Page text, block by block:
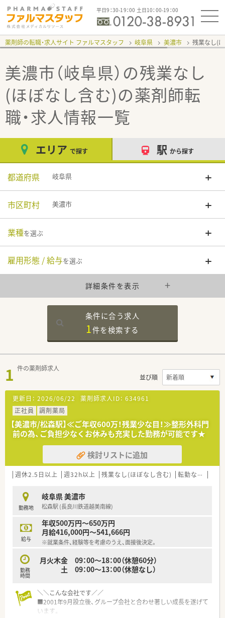
平日9：30-19：00 土日10：00-19：00
薬剤師の転職・求人サイト ファルマスタッフ 岐阜県 美濃市 残業なし(
美濃市（岐阜県）の残業なし
(ほぼなし含む)の薬剤師転
職・求人情報一覧
エリア で探す 駅 から探す
都道府県 岐阜県
市区町村 美濃市
業種を選ぶ
雇用形態 / 給与を選ぶ
詳細条件を表示
条件に合う求人
1件を検索する
1 件の薬剤師求人
並び順
更新日： 2026/06/22 薬剤師求人ID： 634961
正社員
調剤薬局
【美濃市/松森駅】≪ご年収600万！残業少な目！≫整形外科門
前の為、ご負担少なくお休みも充実した勤務が可能です★
検討リストに追加
週休2.5日以上 週32h以上 残業なし(ほぼなし含む) 転勤なし
勤務地
岐阜県 美濃市
松森駅 (長良川鉄道越美南線)
給与
年収500万円～650万円
月給416,000円～541,666円
※就業条件、経験等を考慮のうえ、面接後決定。
勤務
時間
月火木金 09：00～18：00（休憩60分）
土 09：00～13：00（休憩なし）
＼＼こんな会社です／／
■2001年9月設立後、グループ会社と合わせ著しい成長を遂げて
います。